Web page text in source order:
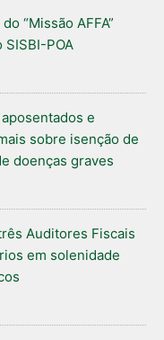
“Missão AFFA”
POA
e
sobre isenção de
doenças graves
Auditores Fiscais
em solenidade